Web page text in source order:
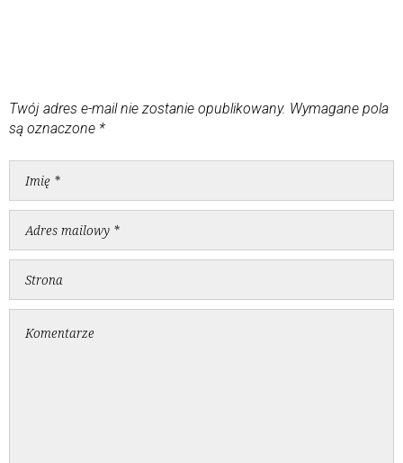
Twój adres e-mail nie zostanie opublikowany. Wymagane pola
są oznaczone *